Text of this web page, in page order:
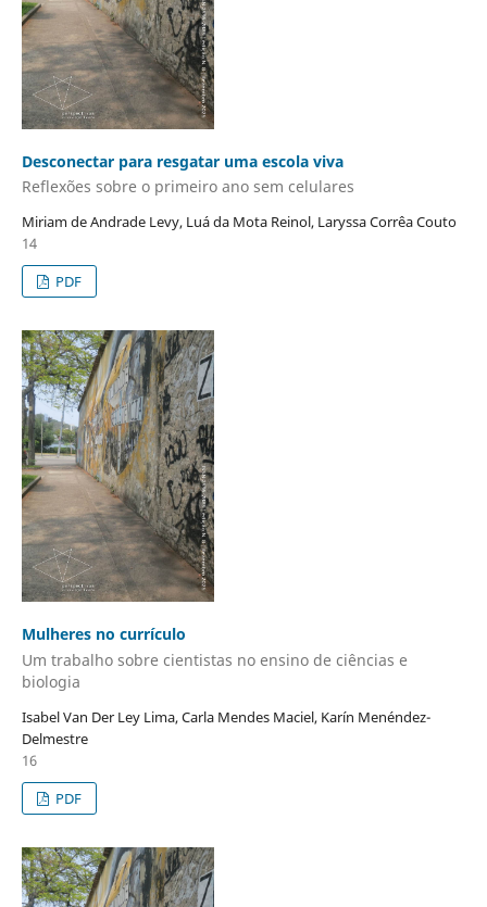
Desconectar para resgatar uma escola viva
Reflexões sobre o primeiro ano sem celulares
Miriam de Andrade Levy, Luá da Mota Reinol, Laryssa Corrêa Couto
14
PDF
Mulheres no currículo
Um trabalho sobre cientistas no ensino de ciências e
biologia
Isabel Van Der Ley Lima, Carla Mendes Maciel, Karín Menéndez-
Delmestre
16
PDF